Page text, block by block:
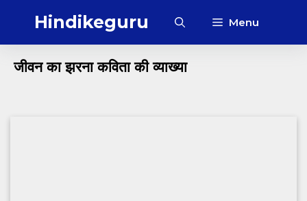
Hindikeguru Menu
जीवन का झरना कविता की व्याख्या